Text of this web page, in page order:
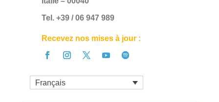
Tel. +39 / 06 947 989
Recevez nos mises à jour :
Français